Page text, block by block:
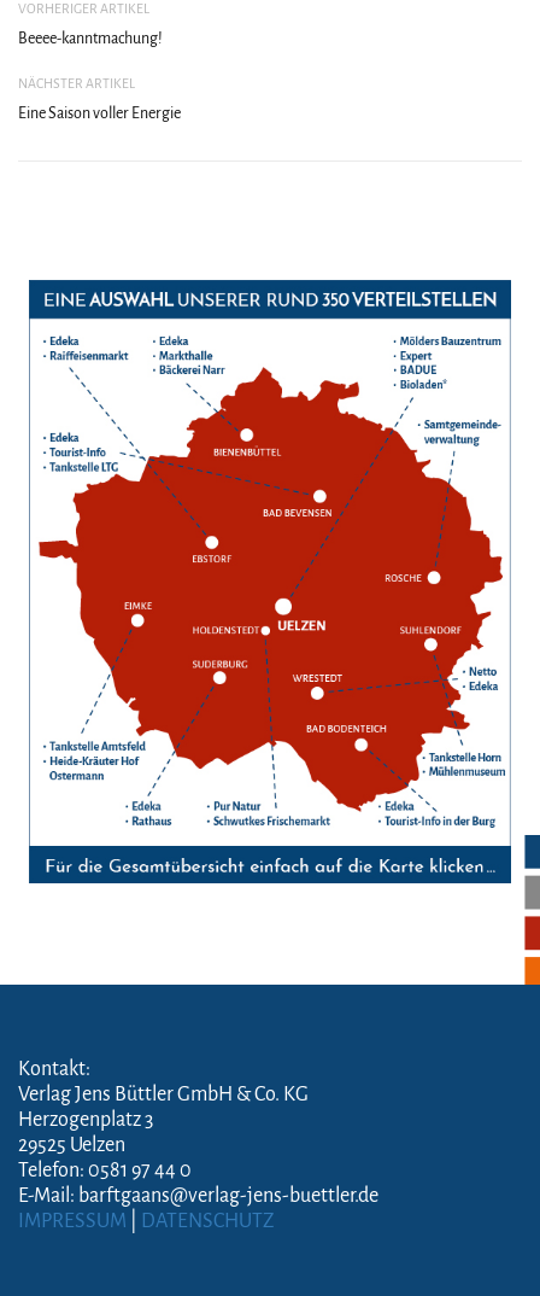
VORHERIGER ARTIKEL
Beeee-kanntmachung!
NÄCHSTER ARTIKEL
Eine Saison voller Energie
Kontakt:
Verlag Jens Büttler GmbH & Co. KG
Herzogenplatz 3
29525 Uelzen
Telefon: 0581 97 44 0
E-Mail: barftgaans@verlag-jens-buettler.de
IMPRESSUM
DATENSCHUTZ